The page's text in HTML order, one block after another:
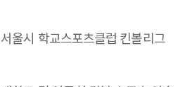
서울시 학교스포츠클럽 킨볼리그